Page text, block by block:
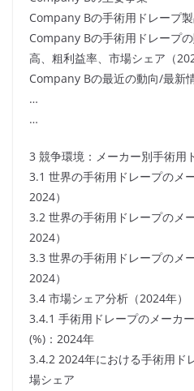
Company Bの手術用ドレープ
Company Bの手術用ドレープ
高、粗利益率、市場シェア（
Company Bの最近の動向/最新
…
…
3 競争環境：メーカー別手術用
3.1 世界の手術用ドレープのメ
2024）
3.2 世界の手術用ドレープのメ
2024）
3.3 世界の手術用ドレープのメ
2024）
3.4 市場シェア分析（2024年）
3.4.1 手術用ドレープのメーカ
(%)：2024年
3.4.2 2024年における手術用ド
場シェア